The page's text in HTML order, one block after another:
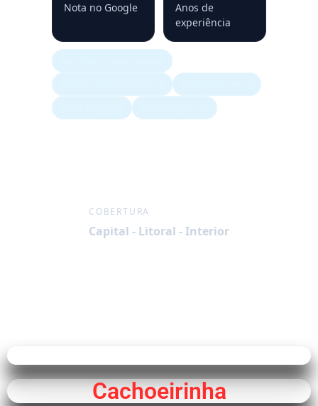
Nota no Google
Anos de
experiência
COBERTURA
Capital - Litoral - Interior
Cachoeirinha